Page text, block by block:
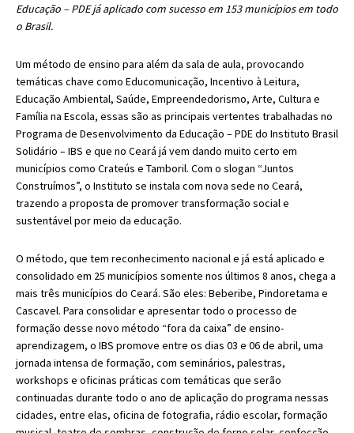
Educação – PDE já aplicado com sucesso em 153 municípios em todo
o Brasil.
Um método de ensino para além da sala de aula, provocando
temáticas chave como Educomunicação, Incentivo à Leitura,
Educação Ambiental, Saúde, Empreendedorismo, Arte, Cultura e
Família na Escola, essas são as principais vertentes trabalhadas no
Programa de Desenvolvimento da Educação – PDE do Instituto Brasil
Solidário – IBS e que no Ceará já vem dando muito certo em
municípios como Crateús e Tamboril. Com o slogan “Juntos
Construímos”, o Instituto se instala com nova sede no Ceará,
trazendo a proposta de promover transformação social e
sustentável por meio da educação.
O método, que tem reconhecimento nacional e já está aplicado e
consolidado em 25 municípios somente nos últimos 8 anos, chega a
mais três municípios do Ceará. São eles: Beberibe, Pindoretama e
Cascavel. Para consolidar e apresentar todo o processo de
formação desse novo método “fora da caixa” de ensino-
aprendizagem, o IBS promove entre os dias 03 e 06 de abril, uma
jornada intensa de formação, com seminários, palestras,
workshops e oficinas práticas com temáticas que serão
continuadas durante todo o ano de aplicação do programa nessas
cidades, entre elas, oficina de fotografia, rádio escolar, formação